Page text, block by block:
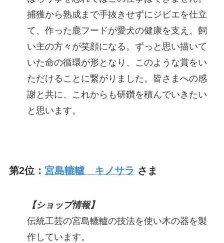
捕獲から熟成まで手抜きせずにジビエを仕立
て、作った鹿フードが愛犬の健康を支え、飼
い主の方々が笑顔になる。ずっと思い描いて
いた命の循環が形となり、このような賞をい
ただけることに繋がりました。皆さまへの感
謝と共に、これからも研鑽を積んでいきたい
と思います。
第2位： 宮島轆轤 キノサラ さま
【ショップ情報】
伝統工芸の宮島轆轤の技法を使い木の器を製
作しています。